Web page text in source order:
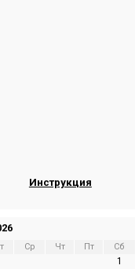
Инструкция
Ср Чт Пт Сб
1